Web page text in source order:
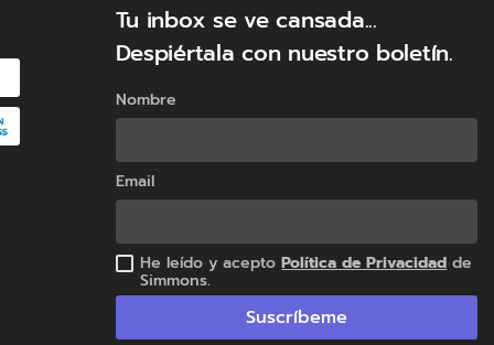
Tu inbox se ve cansada...
Despiértala con nuestro boletín.
Nombre
Email
He leído y aceptoPolítica de Privacidadde
Simmons.
Suscríbeme